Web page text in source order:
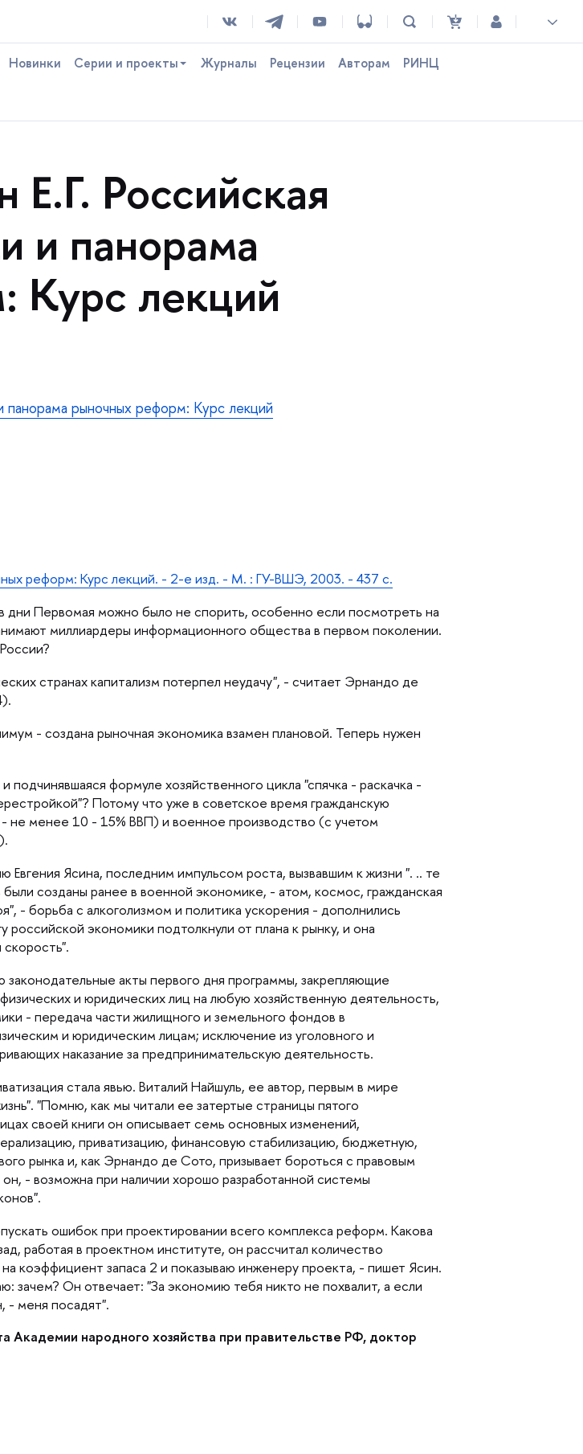
Новинки Серии и проекты Журналы Рецензии Авторам РИНЦ
Российская
и панорама
Курс лекций
панорама рыночных реформ: Курс лекций
реформ: Курс лекций. - 2-е изд. - М. : ГУ-ВШЭ, 2003. - 437 с.
дни Первомая можно было не спорить, особенно если посмотреть на
миллиардеры информационного общества в первом поколении.
странах капитализм потерпел неудачу", - считает Эрнандо де
- создана рыночная экономика взамен плановой. Теперь нужен
формуле хозяйственного цикла "спячка - раскачка -
Потому что уже в советское время гражданскую
не менее 10 - 15% ВВП) и военное производство (с учетом
Ясина, последним импульсом роста, вызвавшим к жизни ". .. те
созданы ранее в военной экономике, - атом, космос, гражданская
- борьба с алкоголизмом и политика ускорения - дополнились
экономики подтолкнули от плана к рынку, и она
акты первого дня программы, закрепляющие
и юридических лиц на любую хозяйственную деятельность,
- передача части жилищного и земельного фондо
и юридическим лицам; исключение из уголовного и
наказание за предпринимательскую деятельность.
стала явью. Виталий Найшуль, ее автор, первым в мире
"Помню, как мы читали ее затертые страницы пятого
своей книги он описывает семь основных изменений,
приватизацию, финансовую стабилизацию, бюджетную,
рынка и, как Эрнандо де Сото, призывает бороться с правовым
- возможна при наличии хорошо разработанной системы
ошибок при проектировании всего комплекса реформ. Какова
работая в проектном институте, он рассчитал количество
коэффициент запаса 2 и показываю инженеру проекта, - пишет Ясин.
зачем? Он отвечает: "За экономию тебя никто не похвалит, а если
- меня посадят".
Академии народного хозяйства при правительстве РФ, доктор